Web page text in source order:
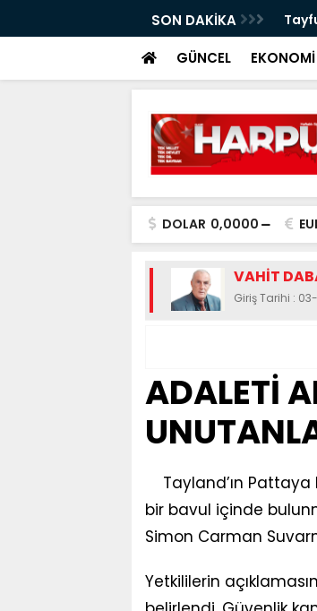
SON DAKİKA
Haluk Erdem vefat etti
GÜNCEL EKONOMİ
DOLAR 0,0000
VAHİT
Giriş Tarihi :
ADALETİ
Tayland’ın
bir bavul içinde
Simon Carman
Yetkililerin